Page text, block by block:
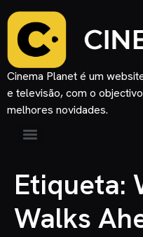
Cinema Planet é um
e televisão, com o
melhores novidades.
Etiqueta:
Walks